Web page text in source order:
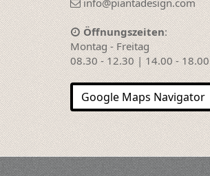
Öffnungszeiten:
Montag - Freitag
08.30 - 12.30 | 14.00 - 18.00
Google Maps Navigator